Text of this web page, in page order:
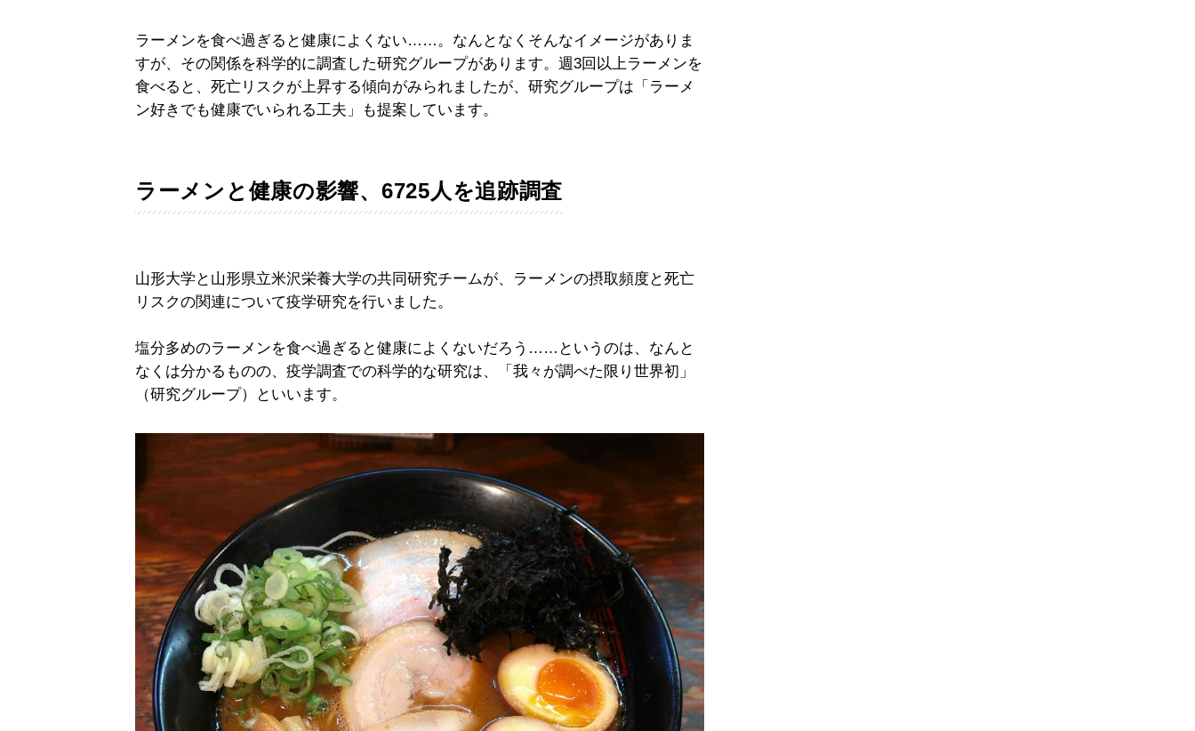
ラーメンを食べ過ぎると健康によくない……。なんとなくそんなイメージがありま
すが、その関係を科学的に調査した研究グループがあります。週3回以上ラーメンを
食べると、死亡リスクが上昇する傾向がみられましたが、研究グループは「ラーメ
ン好きでも健康でいられる工夫」も提案しています。
ラーメンと健康の影響、6725人を追跡調査
山形大学と山形県立米沢栄養大学の共同研究チームが、ラーメンの摂取頻度と死亡
リスクの関連について疫学研究を行いました。
塩分多めのラーメンを食べ過ぎると健康によくないだろう……というのは、なんと
なくは分かるものの、疫学調査での科学的な研究は、「我々が調べた限り世界初」
（研究グループ）といいます。